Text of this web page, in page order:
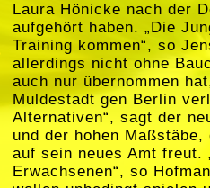
Laura Hönicke nach der
aufgehört haben. „Die
Training kommen“, so
allerdings nicht ohne
auch nur übernommen
Muldestadt gen Berlin
Alternativen“, sagt der
und der hohen
auf sein neues Amt
Erwachsenen“, so